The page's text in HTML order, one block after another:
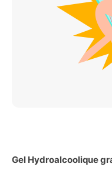
Gel Hydroalcoolique